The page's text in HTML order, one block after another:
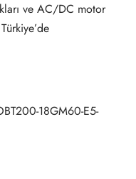
ve AC/DC motor
18GM60-E5-